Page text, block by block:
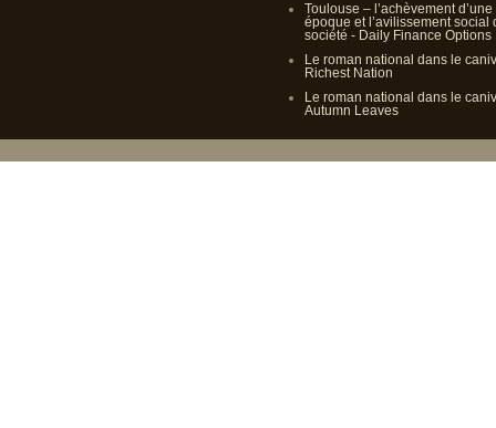
Toulouse – l’achèvement d’une
époque et l’avilissement social
société - Daily Finance Options
Le roman national dans le
Richest Nation
Le roman national dans le
Autumn Leaves